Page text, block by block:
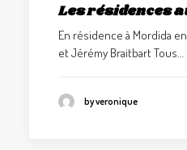
Les résidences
En résidence à Mordida
et Jérémy Braitbart Tous…
by veronique